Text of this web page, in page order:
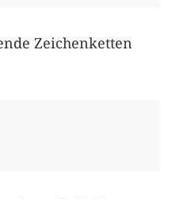
Zeichenketten